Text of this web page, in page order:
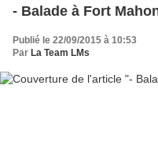
- Balade à Fort
Publié le 22/09/2015 à 10:53
Par La Team LMs